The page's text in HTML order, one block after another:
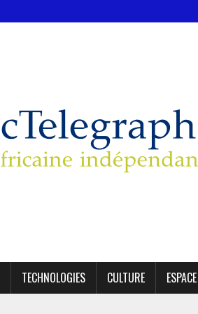
TECHNOLOGIES CULTURE